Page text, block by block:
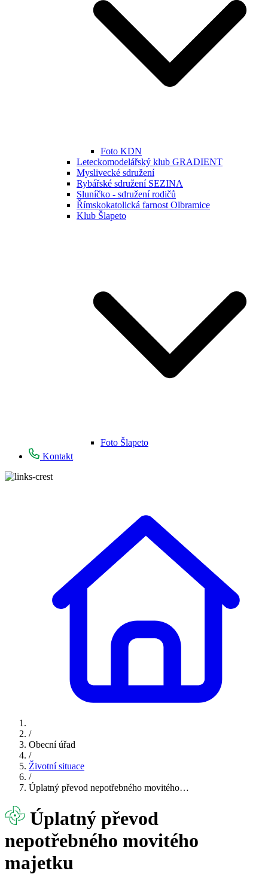
Foto KDN
Leteckomodelářský klub GRADIENT
Myslivecké sdružení
Rybářské sdružení SEZINA
Sluníčko - sdružení rodičů
Římskokatolická farnost Olbramice
Klub Šlapeto
Foto Šlapeto
Kontakt
/
Obecní úřad
/
Životní situace
/
Úplatný převod nepotřebného movitého…
Úplatný převod
nepotřebného movitého
majetku